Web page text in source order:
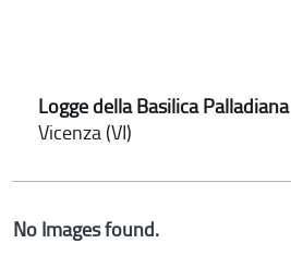
Logge della Basilica Palladiana
Vicenza (VI)
No Images found.